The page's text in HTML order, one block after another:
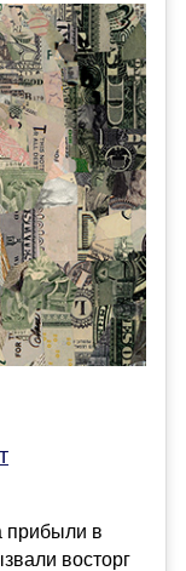
прибыли в
восторг